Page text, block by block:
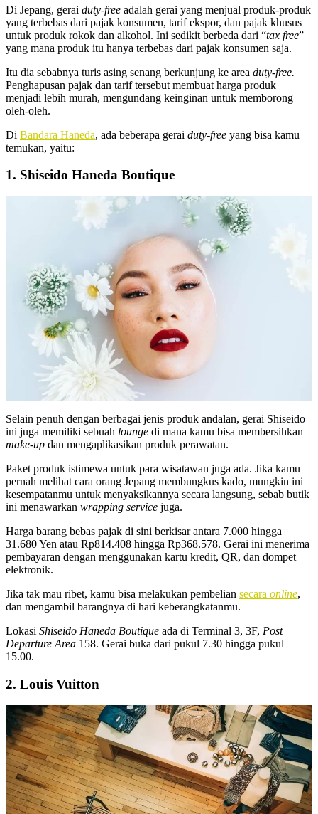
Di Jepang, gerai duty-free adalah gerai yang menjual produk-produk
yang terbebas dari pajak konsumen, tarif ekspor, dan pajak khusus
untuk produk rokok dan alkohol. Ini sedikit berbeda dari “tax free”
yang mana produk itu hanya terbebas dari pajak konsumen saja.
Itu dia sebabnya turis asing senang berkunjung ke area duty-free.
Penghapusan pajak dan tarif tersebut membuat harga produk
menjadi lebih murah, mengundang keinginan untuk memborong
oleh-oleh.
Di Bandara Haneda, ada beberapa gerai duty-free yang bisa kamu
temukan, yaitu:
1. Shiseido Haneda Boutique
Selain penuh dengan berbagai jenis produk andalan, gerai Shiseido
ini juga memiliki sebuah lounge di mana kamu bisa membersihkan
make-up dan mengaplikasikan produk perawatan.
Paket produk istimewa untuk para wisatawan juga ada. Jika kamu
pernah melihat cara orang Jepang membungkus kado, mungkin ini
kesempatanmu untuk menyaksikannya secara langsung, sebab butik
ini menawarkan wrapping service juga.
Harga barang bebas pajak di sini berkisar antara 7.000 hingga
31.680 Yen atau Rp814.408 hingga Rp368.578. Gerai ini menerima
pembayaran dengan menggunakan kartu kredit, QR, dan dompet
elektronik.
Jika tak mau ribet, kamu bisa melakukan pembelian secara online,
dan mengambil barangnya di hari keberangkatanmu.
Lokasi Shiseido Haneda Boutique ada di Terminal 3, 3F, Post
Departure Area 158. Gerai buka dari pukul 7.30 hingga pukul
15.00.
2. Louis Vuitton